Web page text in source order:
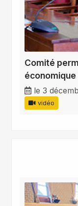
Comité
le 3
vidéo